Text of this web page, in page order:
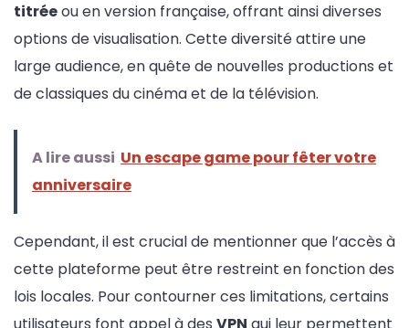
titréeou en version française, offrant ainsi diverses
options de visualisation. Cette diversité attire une
large audience, en quête de nouvelles productions et
de classiques du cinéma et de la télévision.
A lire aussi Un escape game pour fêter votre
anniversaire
Cependant, il est crucial de mentionner que l’accès à
cette plateforme peut être restreint en fonction des
lois locales. Pour contourner ces limitations, certains